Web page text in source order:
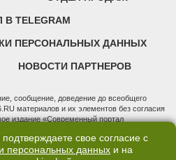
TELEGRAM
ПЕРСОНАЛЬНЫХ ДАННЫХ
НОВОСТИ ПАРТНЕРОВ
сообщение, доведение до всеобщего
материалов и их элементов без согласия
издание «Современный портал
технологий и массовых коммуникаций
ЭЛ № ФС 77 - 76634 от 02.09.2019
свое согласие с
персональных данных и на